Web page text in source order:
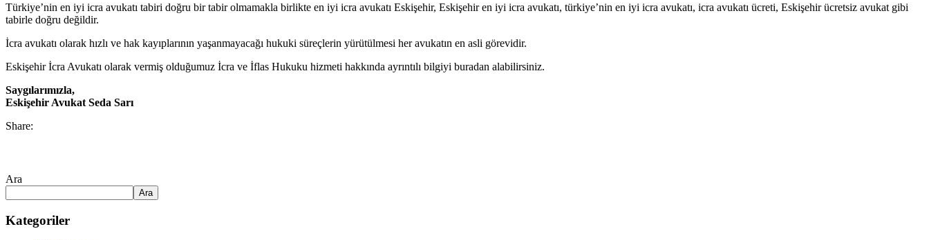
Türkiye’nin en iyi icra avukatı tabiri doğru bir tabir olmamakla birlikte en iyi icra avukatı Eskişehir, Eskişehir en iyi icra avukatı, türkiye’nin en iyi icra avukatı, icra avukatı ücreti, Eskişehir ücretsiz avukat gibi
tabirle doğru değildir.
İcra avukatı olarak hızlı ve hak kayıplarının yaşanmayacağı hukuki süreçlerin yürütülmesi her avukatın en asli görevidir.
Eskişehir İcra Avukatı olarak vermiş olduğumuz İcra ve İflas Hukuku hizmeti hakkında ayrıntılı bilgiyi buradan alabilirsiniz.
Saygılarımızla,
Eskişehir Avukat Seda Sarı
Share:
Ara
Ara
Kategoriler